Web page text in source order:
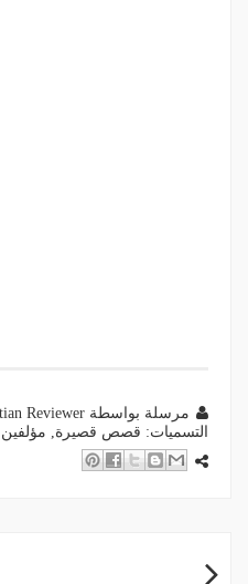
مرسلة بواسطة Reviewer
التسميات: قصص قصيرة,